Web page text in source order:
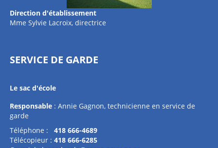
Direction d'établissement
Mme Sylvie Lacroix, directrice
SERVICE DE GARDE
Le sac d'école
Responsable : Annie Gagnon, technicienne en service de
garde
Téléphone :
418 666-4689
Télécopieur : 418 666-6285